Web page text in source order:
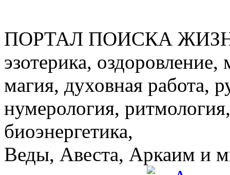
ПОРТАЛ ПОИСКА
эзотерика,
магия, духовная работа,
нумерология,
биоэнергетика,
Веды, Авеста, Аркаим и